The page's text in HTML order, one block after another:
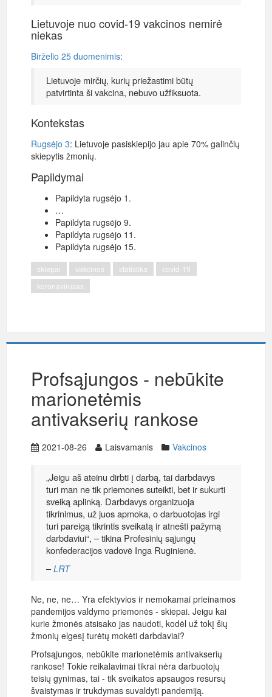
Lietuvoje nuo covid-19 vakcinos nemirė
niekas
Birželio 25 duomenimis:
Lietuvoje mirčių, kurių priežastimi būtų
patvirtinta ši vakcina, nebuvo užfiksuota.
Kontekstas
Rugsėjo 3: Lietuvoje pasiskiepijo jau apie 70% galinčių
skiepytis žmonių.
Papildymai
Papildyta rugsėjo 1.
…
Papildyta rugsėjo 9.
Papildyta rugsėjo 11.
Papildyta rugsėjo 15.
skiepai vakcinos statistika
covid-19
koronavirusas
Profsąjungos - nebūkite
marionetėmis
antivakserių rankose
2021-08-26 Laisvamanis Vakcinos
„Jeigu aš ateinu dirbti į darbą, tai darbdavys
turi man ne tik priemones suteikti, bet ir sukurti
sveiką aplinką. Darbdavys organizuoja
tikrinimus, už juos apmoka, o darbuotojas irgi
turi pareigą tikrintis sveikatą ir atnešti pažymą
darbdaviui“, – tikina Profesinių sąjungų
konfederacijos vadovė Inga Ruginienė.
–LRT
Ne, ne, ne… Yra efektyvios ir nemokamai prieinamos
pandemijos valdymo priemonės - skiepai. Jeigu kai
kurie žmonės atsisako jas naudoti, kodėl už tokį šių
žmonių elgesį turėtų mokėti darbdaviai?
Profsąjungos, nebūkite marionetėmis antivakserių
rankose! Tokie reikalavimai tikrai nėra darbuotojų
teisių gynimas, tai - tik sveikatos apsaugos resursų
švaistymas ir trukdymas suvaldyti pandemiją.